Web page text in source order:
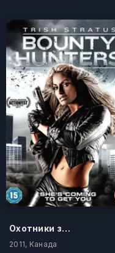
Охотники за головами
2011, Канада